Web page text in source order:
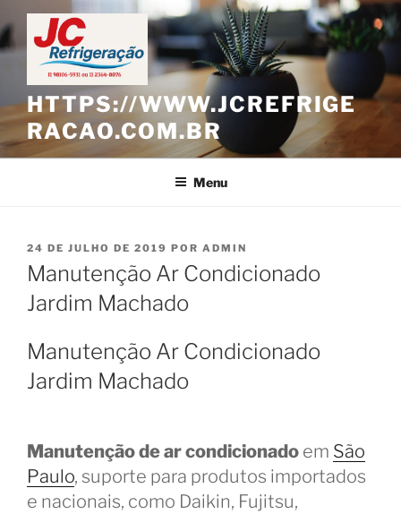
Pular
para
o
conteúdo
HTTPS://WWW.JCREFRIGE
RACAO.COM.BR
Menu
PUBLICADO
EM
24 DE JULHO DE 2019 POR ADMIN
Manutenção Ar Condicionado
Jardim Machado
Manutenção Ar Condicionado
Jardim Machado
Manutenção de ar condicionado em São
Paulo, suporte para produtos importados
e nacionais, como Daikin, Fujitsu,